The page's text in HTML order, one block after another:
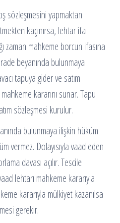
sözleşmesini yapmaktan
kaçınırsa, lehtar ifa
zaman mahkeme borcun ifasına
beyanında bulunmaya
tapuya gider ve satım
kararını sunar. Tapu
sözleşmesi kurulur.
bulunmaya ilişkin hüküm
vermez. Dolayısıyla vaad eden
davası açılır. Tescile
lehtarı mahkeme kararıyla
kararıyla mülkiyet kazanılsa
gerekir.